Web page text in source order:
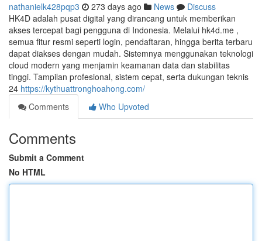
nathanielk428pqp3 273 days ago News
Discuss
HK4D adalah pusat digital yang dirancang untuk memberikan
akses tercepat bagi pengguna di Indonesia. Melalui hk4d.me ,
semua fitur resmi seperti login, pendaftaran, hingga berita terbaru
dapat diakses dengan mudah. Sistemnya menggunakan teknologi
cloud modern yang menjamin keamanan data dan stabilitas
tinggi. Tampilan profesional, sistem cepat, serta dukungan teknis
24 https://kythuattronghoahong.com/
Comments
Who Upvoted
Comments
Submit a Comment
No HTML